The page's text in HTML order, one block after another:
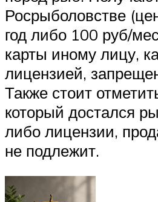
Росрыболовстве
год либо 100 руб/
карты иному лицу,
лицензией,
Также стоит
который достался
либо лицензии,
не подлежит.